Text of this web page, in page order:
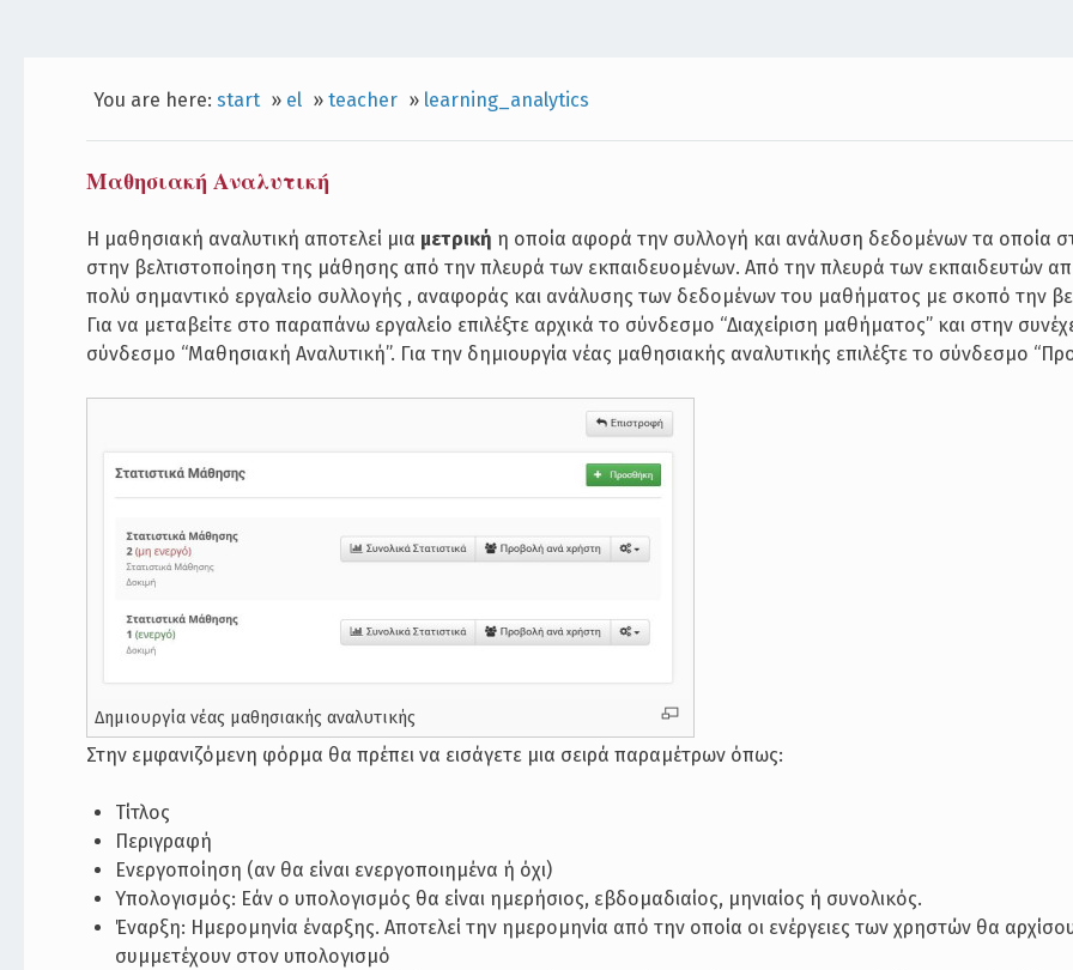
You are here: start » el » teacher » learning_analytics
Μαθησιακή Αναλυτική
Η μαθησιακή αναλυτική αποτελεί μια μετρική η οποία αφορά την συλλογή και ανάλυση δεδομένων τα οποία
στην βελτιστοποίηση της μάθησης από την πλευρά των εκπαιδευομένων. Από την πλευρά των εκπαιδευτών
πολύ σημαντικό εργαλείο συλλογής , αναφοράς και ανάλυσης των δεδομένων του μαθήματος με σκοπό την
Για να μεταβείτε στο παραπάνω εργαλείο επιλέξτε αρχικά το σύνδεσμο “Διαχείριση μαθήματος” και στην
σύνδεσμο “Μαθησιακή Αναλυτική”. Για την δημιουργία νέας μαθησιακής αναλυτικής επιλέξτε το σύνδεσμο
Δημιουργία νέας μαθησιακής αναλυτικής
Στην εμφανιζόμενη φόρμα θα πρέπει να εισάγετε μια σειρά παραμέτρων όπως:
Τίτλος
Περιγραφή
Ενεργοποίηση (αν θα είναι ενεργοποιημένα ή όχι)
Υπολογισμός: Εάν ο υπολογισμός θα είναι ημερήσιος, εβδομαδιαίος, μηνιαίος ή συνολικός.
Έναρξη: Ημερομηνία έναρξης. Αποτελεί την ημερομηνία από την οποία οι ενέργειες των χρηστών θα
συμμετέχουν στον υπολογισμό